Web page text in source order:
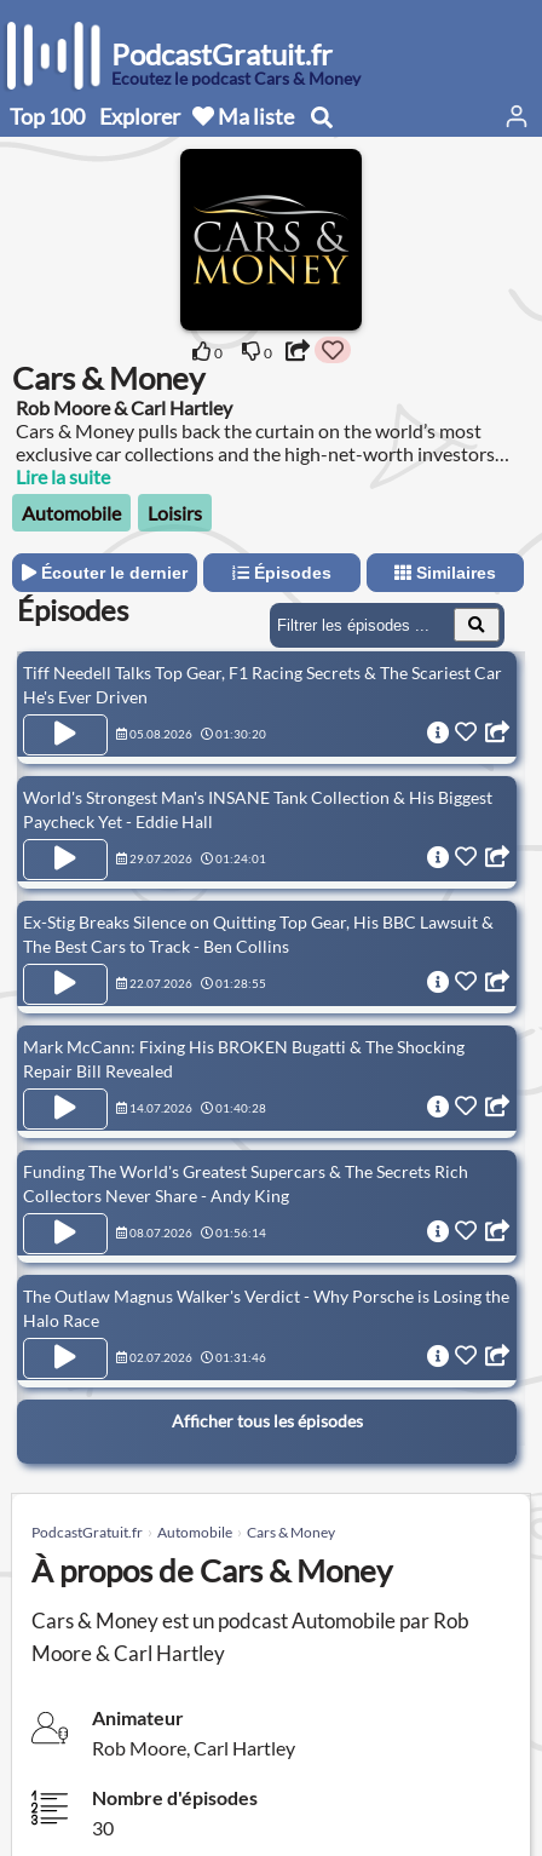
PodcastGratuit.fr
Écoutez le podcast Cars & Money
Top 100 Explorer Ma liste
0 0
Cars & Money
Rob Moore & Carl Hartley
Cars & Money pulls back the curtain on the world’s most
exclusive car collections and the high-net-worth investors
behind them.
Lire la suite
Automobile
Loisirs
Écouter le dernier Épisodes Similaires
Épisodes
Tiff Needell Talks Top Gear, F1 Racing Secrets & The Scariest Car
He's Ever Driven
05.08.2026 01:30:20
World's Strongest Man's INSANE Tank Collection & His Biggest
Paycheck Yet - Eddie Hall
29.07.2026 01:24:01
Ex-Stig Breaks Silence on Quitting Top Gear, His BBC Lawsuit &
The Best Cars to Track - Ben Collins
22.07.2026 01:28:55
Mark McCann: Fixing His BROKEN Bugatti & The Shocking
Repair Bill Revealed
14.07.2026 01:40:28
Funding The World's Greatest Supercars & The Secrets Rich
Collectors Never Share - Andy King
08.07.2026 01:56:14
The Outlaw Magnus Walker's Verdict - Why Porsche is Losing the
Halo Race
02.07.2026 01:31:46
Afficher tous les épisodes
PodcastGratuit.fr Automobile Cars & Money
À propos de Cars & Money
Cars & Money est un podcast Automobile par Rob
Moore & Carl Hartley
Animateur
Rob Moore, Carl Hartley
Nombre d'épisodes
30